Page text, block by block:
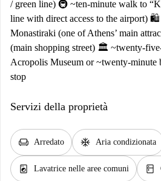
/ green line) 🚇 ~ten-minute walk to
line with direct access to the airport)
Monastiraki (one of Athens’ main
(main shopping street) 🏛️ ~twenty-
Acropolis Museum or ~twenty-minute
stop
Servizi della proprietà
chair Arredato ac_unit Aria condizionata
local_laundry_service Lavatrice nelle aree comuni kitchen